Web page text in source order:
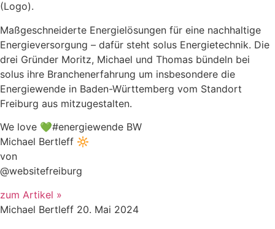
(Logo).
Maßgeschneiderte Energielösungen für eine nachhaltige
Energieversorgung – dafür steht solus Energietechnik. Die
drei Gründer Moritz, Michael und Thomas bündeln bei
solus ihre Branchenerfahrung um insbesondere die
Energiewende in Baden-Württemberg vom Standort
Freiburg aus mitzugestalten.
We love 💚#energiewende BW
Michael Bertleff 🔆
von
@websitefreiburg
zum Artikel »
Michael Bertleff 20. Mai 2024